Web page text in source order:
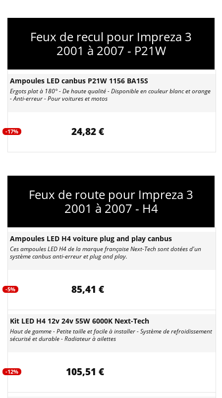
Feux de recul pour Impreza 3
2001 à 2007 - P21W
Ampoules LED canbus P21W 1156 BA15S
Ergots plat à 180° - De haute qualité - Disponible en couleur blanc et orange
- Anti-erreur - Pour voitures et motos
-17% 24,82 €
Feux de route pour Impreza 3
2001 à 2007 - H4
Ampoules LED H4 voiture plug and play canbus
Ces ampoules LED H4 de la marque française Next-Tech sont dotées d'un
système canbus anti-erreur et plug and play.
-5% 85,41 €
Kit LED H4 12v 24v 55W 6000K Next-Tech
Haut de gamme - Petite taille et facile à installer - Système de refroidissement
sécurisé et durable - Radiateur à ailettes
-12% 105,51 €